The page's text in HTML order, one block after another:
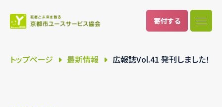
寄付する
トップページ 最新情報 広報誌Vol.41 発刊しました！